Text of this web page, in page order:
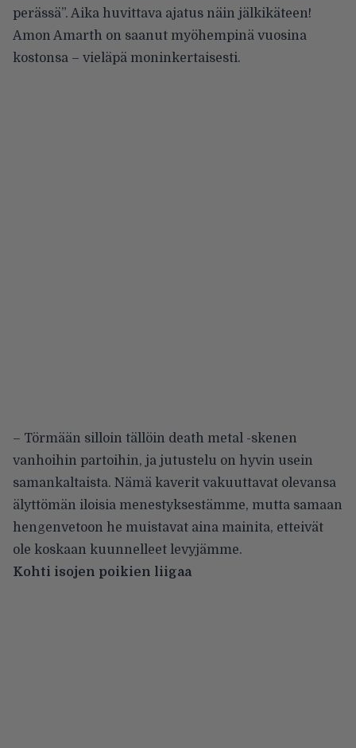
perässä”. Aika huvittava ajatus näin jälkikäteen!
Amon Amarth on saanut myöhempinä vuosina
kostonsa – vieläpä moninkertaisesti.
– Törmään silloin tällöin death metal -skenen
vanhoihin partoihin, ja jutustelu on hyvin usein
samankaltaista. Nämä kaverit vakuuttavat olevansa
älyttömän iloisia menestyksestämme, mutta samaan
hengenvetoon he muistavat aina mainita, etteivät
ole koskaan kuunnelleet levyjämme.
Kohti isojen poikien liigaa